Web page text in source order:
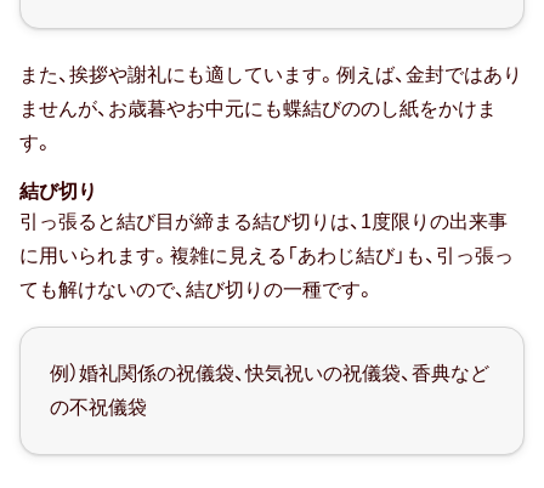
人気・ランキング
定番ギフト
おしゃれ
また、挨拶や謝礼にも適しています。例えば、金封ではあり
ませんが、お歳暮やお中元にも蝶結びののし紙をかけま
す。
結び切り
引っ張ると結び目が締まる結び切りは、1度限りの出来事
に用いられます。複雑に見える「あわじ結び」も、引っ張っ
ても解けないので、結び切りの一種です。
例）婚礼関係の祝儀袋、快気祝いの祝儀袋、香典など
の不祝儀袋